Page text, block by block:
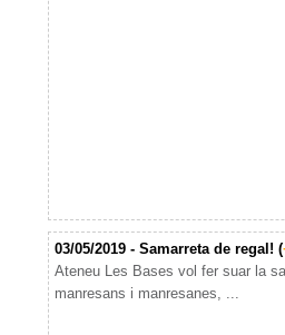
03/05/2019 - Samarreta de regal! (
Ateneu Les Bases vol fer suar la
manresans i manresanes, ...